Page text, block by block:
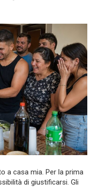
a casa mia. Per la prima
di giustificarsi. Gli